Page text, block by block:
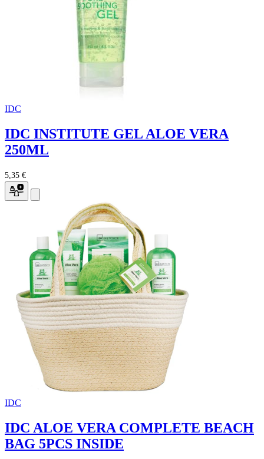
IDC
IDC INSTITUTE GEL ALOE VERA
250ML
5,35 €
IDC
IDC ALOE VERA COMPLETE BEACH
BAG 5PCS INSIDE